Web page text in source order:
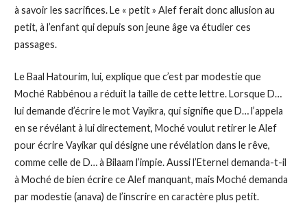
à savoir les sacrifices. Le « petit » Alef ferait donc allusion au
petit, à l’enfant qui depuis son jeune âge va étudier ces
passages.
Le Baal Hatourim, lui, explique que c’est par modestie que
Moché Rabbénou a réduit la taille de cette lettre. Lorsque D…
lui demande d’écrire le mot Vayikra, qui signifie que D… l’appela
en se révélant à lui directement, Moché voulut retirer le Alef
pour écrire Vayikar qui désigne une révélation dans le rêve,
comme celle de D… à Bilaam l’impie. Aussi l’Eternel demanda-t-il
à Moché de bien écrire ce Alef manquant, mais Moché demanda
par modestie (anava) de l’inscrire en caractère plus petit.